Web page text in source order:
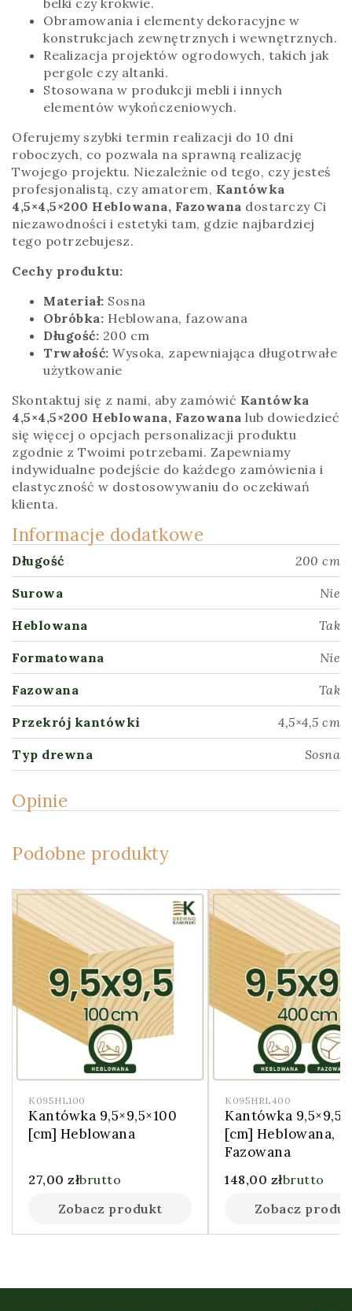
Obramowania i elementy dekoracyjne w
konstrukcjach zewnętrznych i wewnętrznych.
Realizacja projektów ogrodowych, takich jak
pergole czy altanki.
Stosowana w produkcji mebli i innych
elementów wykończeniowych.
Oferujemy szybki termin realizacji do 10 dni
roboczych, co pozwala na sprawną realizację
Twojego projektu. Niezależnie od tego, czy jesteś
profesjonalistą, czy amatorem, Kantówka
4,5×4,5×200 Heblowana, Fazowana dostarczy Ci
niezawodności i estetyki tam, gdzie najbardziej
tego potrzebujesz.
Cechy produktu:
Materiał: Sosna
Obróbka: Heblowana, fazowana
Długość: 200 cm
Trwałość: Wysoka, zapewniająca długotrwałe
użytkowanie
Skontaktuj się z nami, aby zamówić Kantówka
4,5×4,5×200 Heblowana, Fazowana lub dowiedzieć
się więcej o opcjach personalizacji produktu
zgodnie z Twoimi potrzebami. Zapewniamy
indywidualne podejście do każdego zamówienia i
elastyczność w dostosowywaniu do oczekiwań
klienta.
Informacje dodatkowe
Długość 200 cm
Surowa Nie
Heblowana Tak
Formatowana Nie
Fazowana Tak
Przekrój kantówki 4,5×4,5 cm
Typ drewna Sosna
Opinie
Podobne produkty
K095HL100
Kantówka 9,5×9,5×100
[cm] Heblowana
27,00 złbrutto
Zobacz produkt
K095HRL400
Kantówka
[cm] Heblowana,
Fazowana
148,00 złbrutto
Zobacz